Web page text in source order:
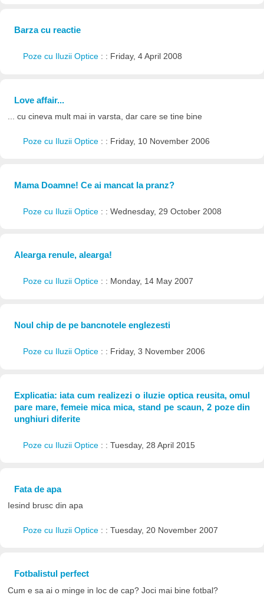
Barza cu reactie
Poze cu Iluzii Optice : : Friday, 4 April 2008
Love affair...
... cu cineva mult mai in varsta, dar care se tine bine
Poze cu Iluzii Optice : : Friday, 10 November 2006
Mama Doamne! Ce ai mancat la pranz?
Poze cu Iluzii Optice : : Wednesday, 29 October 2008
Alearga renule, alearga!
Poze cu Iluzii Optice : : Monday, 14 May 2007
Noul chip de pe bancnotele englezesti
Poze cu Iluzii Optice : : Friday, 3 November 2006
Explicatia: iata cum realizezi o iluzie optica reusita, omul
pare mare, femeie mica mica, stand pe scaun, 2 poze din
unghiuri diferite
Poze cu Iluzii Optice : : Tuesday, 28 April 2015
Fata de apa
Iesind brusc din apa
Poze cu Iluzii Optice : : Tuesday, 20 November 2007
Fotbalistul perfect
Cum e sa ai o minge in loc de cap? Joci mai bine fotbal?